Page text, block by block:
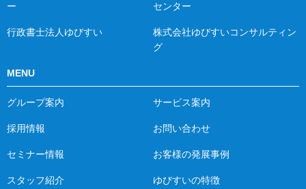
ー
センター
行政書士法人ゆびすい
株式会社ゆびすいコンサルティン
グ
MENU
グループ案内 サービス案内
採用情報 お問い合わせ
セミナー情報 お客様の発展事例
スタッフ紹介 ゆびすいの特徴